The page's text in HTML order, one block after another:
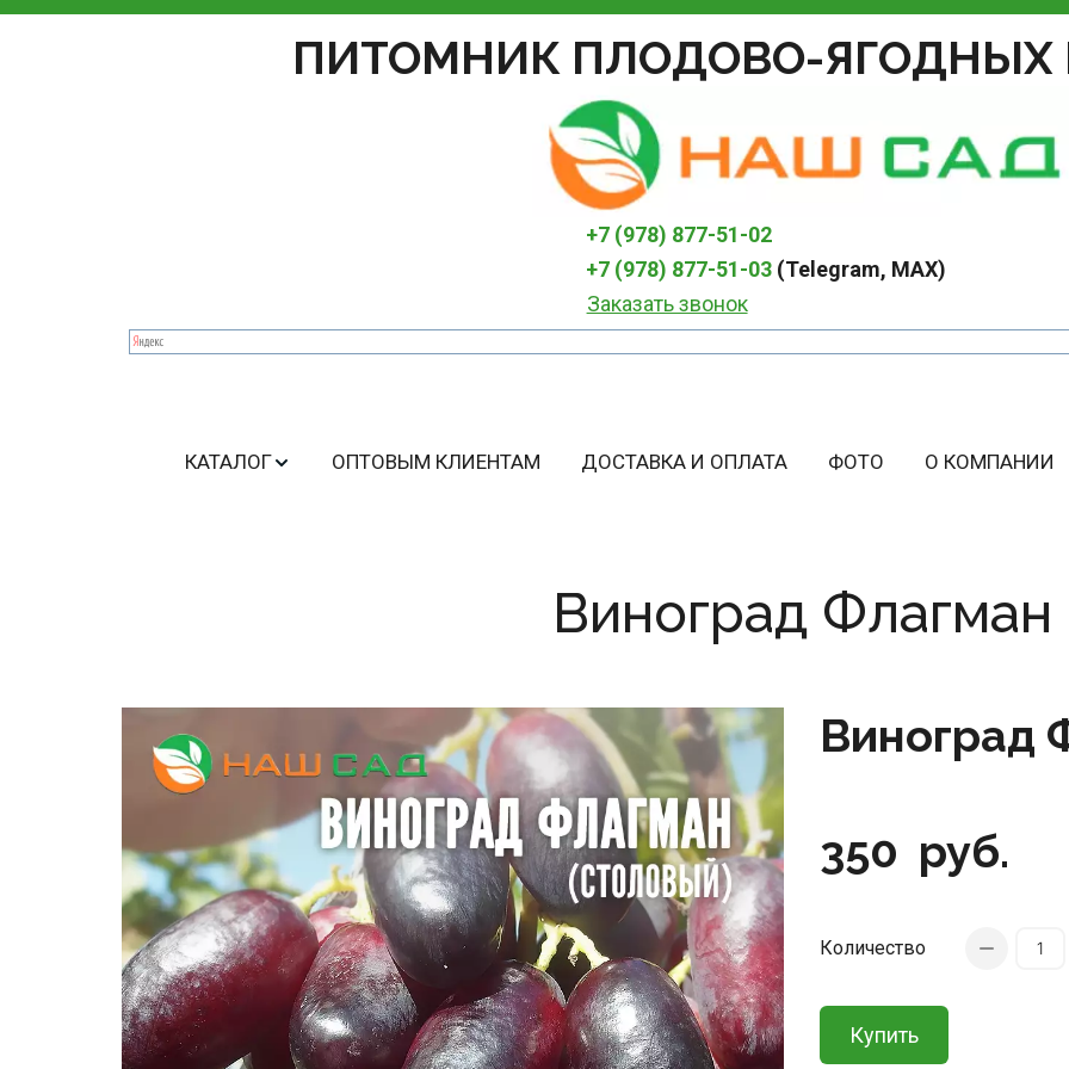
ПИТОМНИК ПЛОДОВО-ЯГОДНЫХ
+7 (978) 877-51-02
+7 (978) 877-51-03 (Telegram, MAX)
Заказать звонок
КАТАЛОГ ОПТОВЫМ КЛИЕНТАМ ДОСТАВКА И ОПЛАТА ФОТО О КОМПАНИИ
Виноград Флагман
Виноград
350 руб.
Количество
Купить